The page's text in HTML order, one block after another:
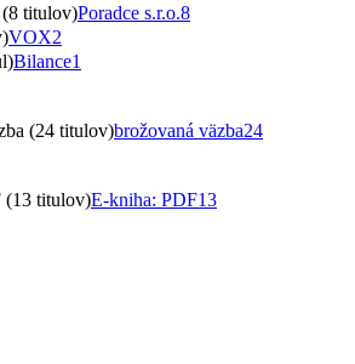
(8 titulov)Poradce s.r.o.8
VOX2
Bilance1
(24 titulov)brožovaná väzba24
(13 titulov)E-kniha: PDF13